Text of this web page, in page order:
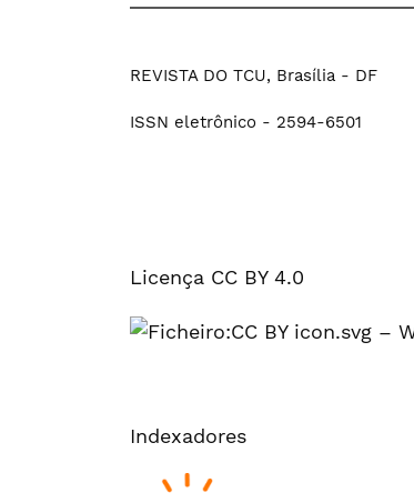
REVISTA DO TCU, Brasília - DF
ISSN eletrônico - 2594-6501
Licença CC BY 4.0
Indexadores